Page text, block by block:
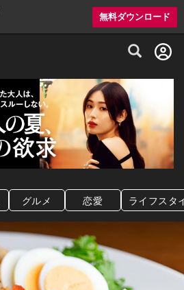
無料ダウンロード
グルメ情報・プレミアムレストラン予約
グルメ 恋愛 ライフスタ